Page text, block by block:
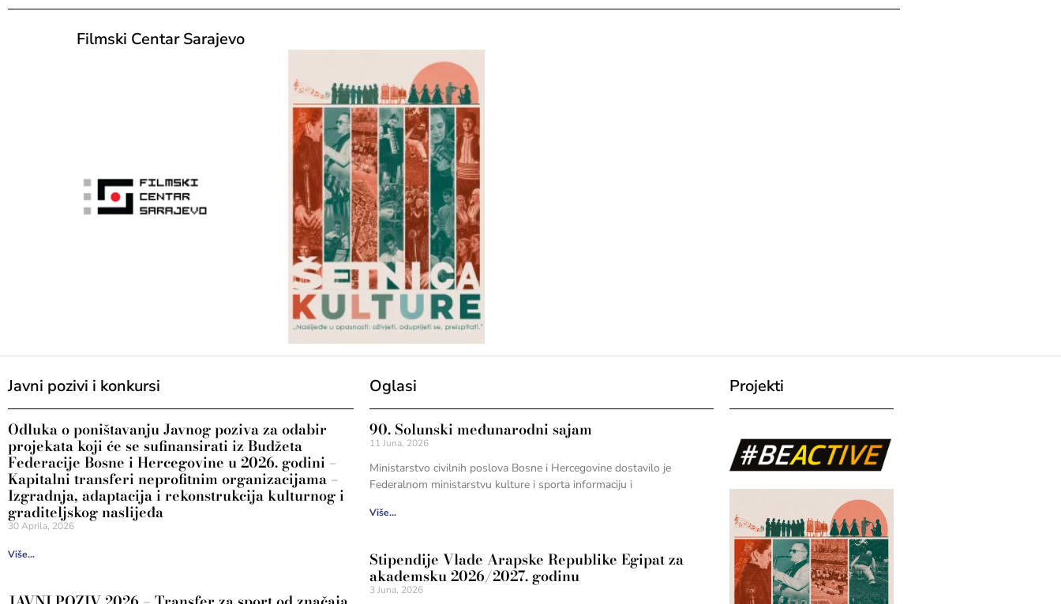
Filmski Centar Sarajevo
Javni pozivi i konkursi
Odluka o poništavanju Javnog poziva za odabir
projekata koji će se sufinansirati iz Budžeta
Federacije Bosne i Hercegovine u 2026. godini –
Kapitalni transferi neprofitnim organizacijama –
Izgradnja, adaptacija i rekonstrukcija kulturnog i
graditeljskog naslijeđa
30 Aprila, 2026
Više...
Oglasi
90. Solunski međunarodni sajam
11 Juna, 2026
Ministarstvo civilnih poslova Bosne i Hercegovine dostavilo je
Federalnom ministarstvu kulture i sporta informaciju i
Više...
Stipendije Vlade Arapske Republike Egipat za
akademsku 2026/2027. godinu
3 Juna, 2026
Projekti